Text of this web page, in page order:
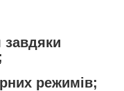
режимів;